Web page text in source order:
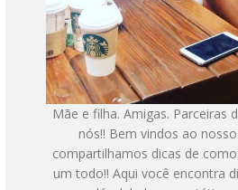
Mãe e filha. Amigas. Parceiras
nós!! Bem vindos ao
compartilhamos dicas de
um todo!! Aqui você encontra